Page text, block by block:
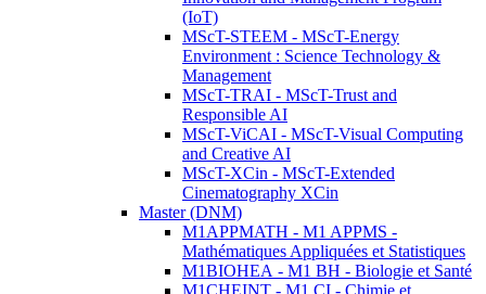
(IoT)
MScT-STEEM - MScT-Energy
Environment : Science Technology &
Management
MScT-TRAI - MScT-Trust and
Responsible AI
MScT-ViCAI - MScT-Visual Computing
and Creative AI
MScT-XCin - MScT-Extended
Cinematography XCin
Master (DNM)
M1APPMATH - M1 APPMS -
Mathématiques Appliquées et Statistiques
M1BIOHEA - M1 BH - Biologie et Santé
M1CHEINT - M1 CI - Chimie et